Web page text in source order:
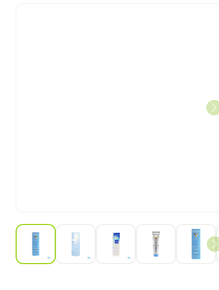
View larger imageView larger imageView larger image
View largerView
Vichy Cap Sol Apres